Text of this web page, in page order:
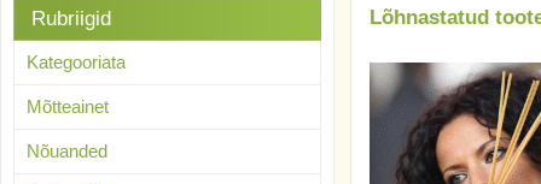
Lõhnastatud
Rubriigid
Kategooriata
Mõtteainet
Nõuanded